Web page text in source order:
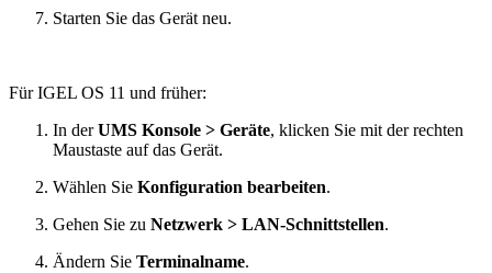
Starten Sie das Gerät neu.
Für IGEL OS 11 und früher:
In derUMS Konsole > Geräte, klicken Sie mit der rechten
Maustaste auf das Gerät.
Wählen Sie Konfiguration bearbeiten.
Gehen Sie zu Netzwerk > LAN-Schnittstellen.
Ändern Sie Terminalname.